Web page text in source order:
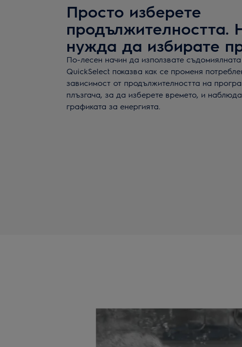
Просто изберете
продължителността.
нужда да избирате
По-лесен начин да използвате
QuickSelect показва как се променя
зависимост от продължителността на
плъзгача, за да изберете времето, и
графиката за енергията.